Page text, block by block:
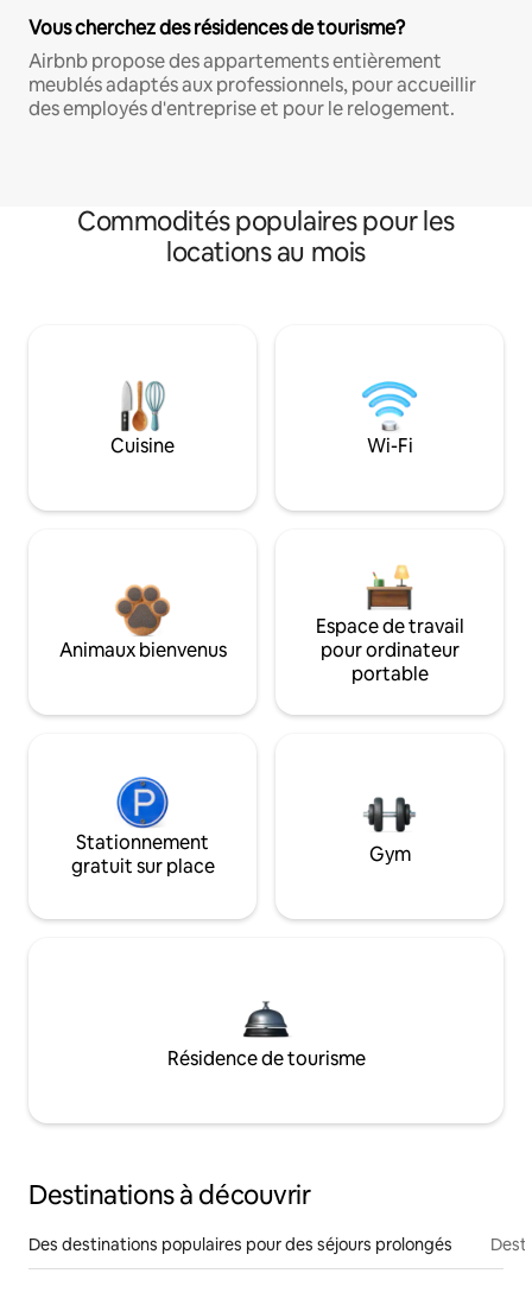
Vous cherchez des résidences de tourisme?
Airbnb propose des appartements entièrement
meublés adaptés aux professionnels, pour accueillir
des employés d'entreprise et pour le relogement.
Commodités populaires pour les
locations au mois
Cuisine Wi-Fi
Animaux bienvenus
Espace de travail
pour ordinateur
portable
Stationnement
gratuit sur place
Gym
Résidence de tourisme
Destinations à découvrir
Des destinations populaires pour des séjours prolongés